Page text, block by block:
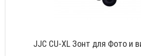
JJC CU-XL Зонт для Фото и